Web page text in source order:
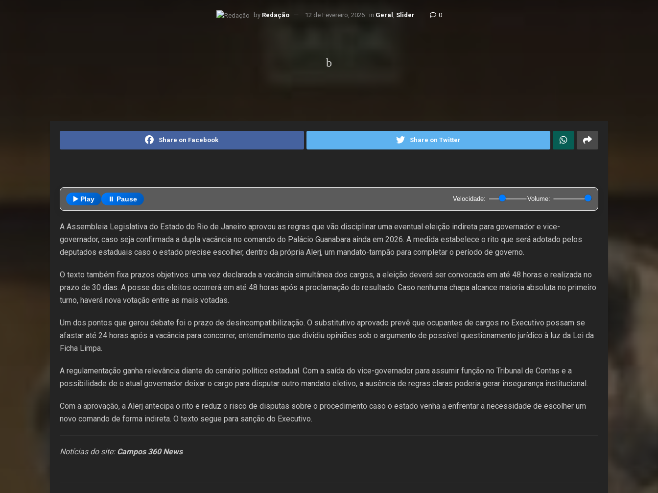
by Redação 12 de Fevereiro, 2026 in Geral , Slider 0
Share on Facebook Share on Twitter
▶️ Play ⏸️ Pause Velocidade: Volume:
A Assembleia Legislativa do Estado do Rio de Janeiro aprovou as regras que vão disciplinar uma eventual eleição indireta para governador e vice-
governador, caso seja confirmada a dupla vacância no comando do Palácio Guanabara ainda em 2026. A medida estabelece o rito que será adotado pelos
deputados estaduais caso o estado precise escolher, dentro da própria Alerj, um mandato-tampão para completar o período de governo.
O texto também fixa prazos objetivos: uma vez declarada a vacância simultânea dos cargos, a eleição deverá ser convocada em até 48 horas e realizada no
prazo de 30 dias. A posse dos eleitos ocorrerá em até 48 horas após a proclamação do resultado. Caso nenhuma chapa alcance maioria absoluta no primeiro
turno, haverá nova votação entre as mais votadas.
Um dos pontos que gerou debate foi o prazo de desincompatibilização. O substitutivo aprovado prevê que ocupantes de cargos no Executivo possam se
afastar até 24 horas após a vacância para concorrer, entendimento que dividiu opiniões sob o argumento de possível questionamento jurídico à luz da Lei da
Ficha Limpa.
A regulamentação ganha relevância diante do cenário político estadual. Com a saída do vice-governador para assumir função no Tribunal de Contas e a
possibilidade de o atual governador deixar o cargo para disputar outro mandato eletivo, a ausência de regras claras poderia gerar insegurança institucional.
Com a aprovação, a Alerj antecipa o rito e reduz o risco de disputas sobre o procedimento caso o estado venha a enfrentar a necessidade de escolher um
novo comando de forma indireta. O texto segue para sanção do Executivo.
Notícias do site: Campos 360 News